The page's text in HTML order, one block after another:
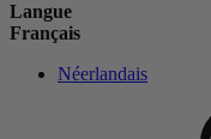
Langue
Français
Néerlandais